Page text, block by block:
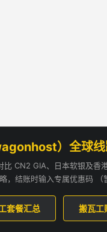
）全球
CN2 GIA、日本软银及
，结账时输入专属优惠码 （
套餐汇总 搬瓦工